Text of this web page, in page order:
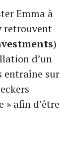
Emma à
retrouvent
)
d’un
entraîne sur
afin d’être